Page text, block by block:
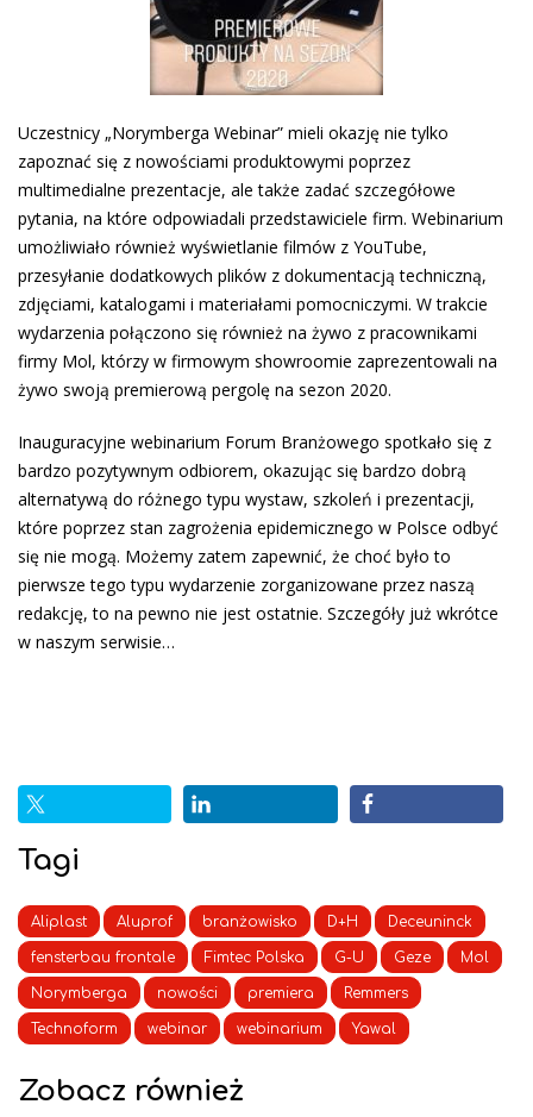
Uczestnicy „Norymberga Webinar” mieli okazję nie tylko
zapoznać się z nowościami produktowymi poprzez
multimedialne prezentacje, ale także zadać szczegółowe
pytania, na które odpowiadali przedstawiciele firm. Webinarium
umożliwiało również wyświetlanie filmów z YouTube,
przesyłanie dodatkowych plików z dokumentacją techniczną,
zdjęciami, katalogami i materiałami pomocniczymi. W trakcie
wydarzenia połączono się również na żywo z pracownikami
firmy Mol, którzy w firmowym showroomie zaprezentowali na
żywo swoją premierową pergolę na sezon 2020.
Inauguracyjne webinarium Forum Branżowego spotkało się z
bardzo pozytywnym odbiorem, okazując się bardzo dobrą
alternatywą do różnego typu wystaw, szkoleń i prezentacji,
które poprzez stan zagrożenia epidemicznego w Polsce odbyć
się nie mogą. Możemy zatem zapewnić, że choć było to
pierwsze tego typu wydarzenie zorganizowane przez naszą
redakcję, to na pewno nie jest ostatnie. Szczegóły już wkrótce
w naszym serwisie…
Tagi
Aliplast Aluprof branżowisko D+H Deceuninck
fensterbau frontale Fimtec Polska G-U Geze Mol
Norymberga nowości premiera Remmers
Technoform webinar webinarium Yawal
Zobacz również